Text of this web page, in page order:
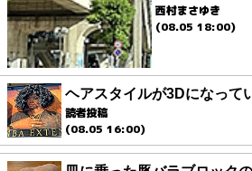
西村まさゆき
(08.05 18:00)
ヘアスタイルが3Dになって
読者投稿
(08.05 16:00)